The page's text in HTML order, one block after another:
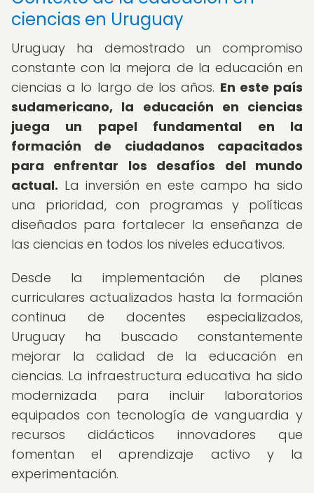
ciencias en Uruguay
Uruguay ha demostrado un compromiso
constante con la mejora de la educación en
ciencias a lo largo de los años. En este país
sudamericano, la educación en ciencias
juega un papel fundamental en la
formación de ciudadanos capacitados
para enfrentar los desafíos del mundo
actual. La inversión en este campo ha sido
una prioridad, con programas y políticas
diseñados para fortalecer la enseñanza de
las ciencias en todos los niveles educativos.
Desde la implementación de planes
curriculares actualizados hasta la formación
continua de docentes especializados,
Uruguay ha buscado constantemente
mejorar la calidad de la educación en
ciencias. La infraestructura educativa ha sido
modernizada para incluir laboratorios
equipados con tecnología de vanguardia y
recursos didácticos innovadores que
fomentan el aprendizaje activo y la
experimentación.